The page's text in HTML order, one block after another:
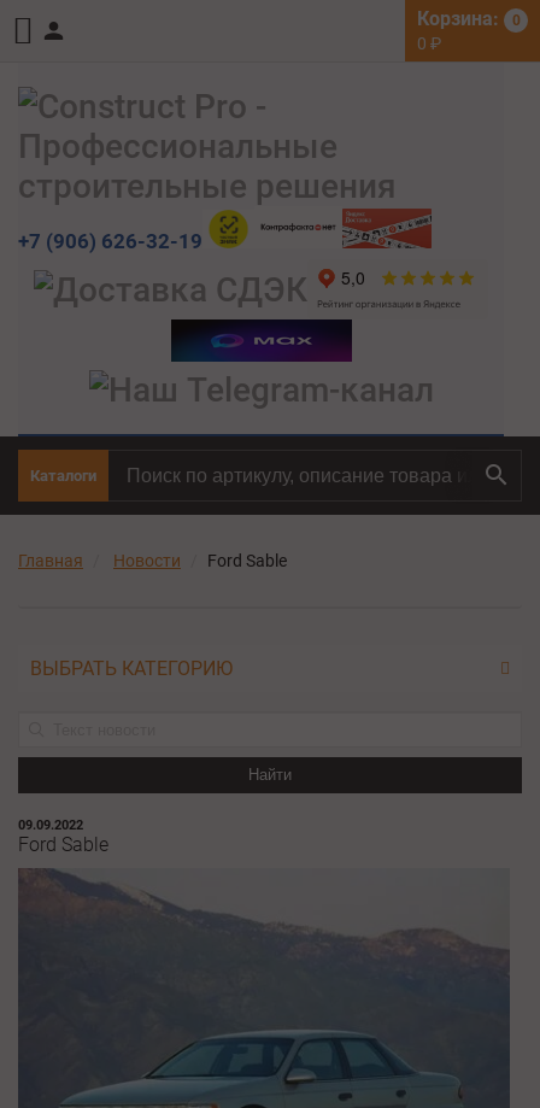
Корзина: 0
0 ₽
+7 (906) 626-32-19
Каталоги
Главная Новости Ford Sable
ВЫБРАТЬ КАТЕГОРИЮ
Найти
09.09.2022
Ford Sable